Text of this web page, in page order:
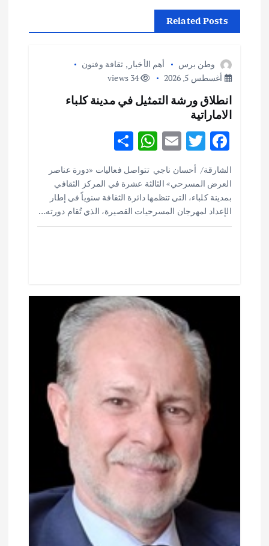
ت
Related Posts
وطن برس أهم الأخبار , ثقافة وفنون
أغسطس 5, 2026
34 views
انطلاق ورشة التمثيل في مدينة كلباء
الاماراتية
F
ac
e
b
o
T
w
it
te
r
E
ai
l
W
h
at
s
A
h
ar
e
الشارقة/ أحسان ناجي تتواصل فعاليات «دورة عناصر
العرض المسرحي» الثالثة عشرة في المركز الثقافي
بمدينة كلباء، التي تنظمها دائرة الثقافة سنوياً في إطار
الإعداد لمهرجان المسرحيات القصيرة، الذي تُقام دورته…